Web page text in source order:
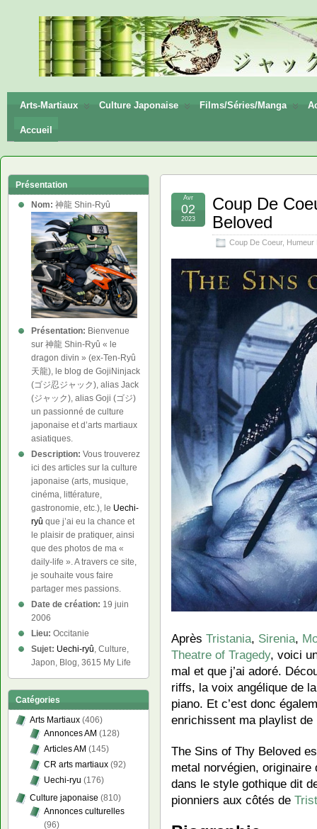
神龍
Shin-
Ryū
Arts-Martiaux Culture Japonaise Films/Séries/Manga
Accueil
Coup De
Beloved
Coup De Coeur, Humeur
Avr
02
2023
Après Tristania, Sirenia,
Theatre of Tragedy, voici
mal et que j’ai adoré.
riffs, la voix angélique de
piano. Et c’est donc
enrichissent ma playlist de
The Sins of Thy Beloved
metal norvégien, originaire
dans le style gothique dit
pionniers aux côtés de
Présentation
Nom: 神龍 Shin-Ryû
Présentation: Bienvenue
sur 神龍 Shin-Ryû « le
dragon divin » (ex-Ten-Ryû
天龍), le blog de GojiNinjack
(ゴジ忍ジャック), alias Jack
(ジャック), alias Goji (ゴジ)
un passionné de culture
japonaise et d’arts martiaux
asiatiques.
Description: Vous trouverez
ici des articles sur la culture
japonaise (arts, musique,
cinéma, littérature,
gastronomie, etc.), le Uechi-
ryû que j’ai eu la chance et
le plaisir de pratiquer, ainsi
que des photos de ma «
daily-life ». A travers ce site,
je souhaite vous faire
partager mes passions.
Date de création: 19 juin
2006
Lieu: Occitanie
Sujet: Uechi-ryû, Culture,
Japon, Blog, 3615 My Life
Catégories
Arts Martiaux (406)
Annonces AM (128)
Articles AM (145)
CR arts martiaux (92)
Uechi-ryu (176)
Culture japonaise (810)
Annonces culturelles
(96)